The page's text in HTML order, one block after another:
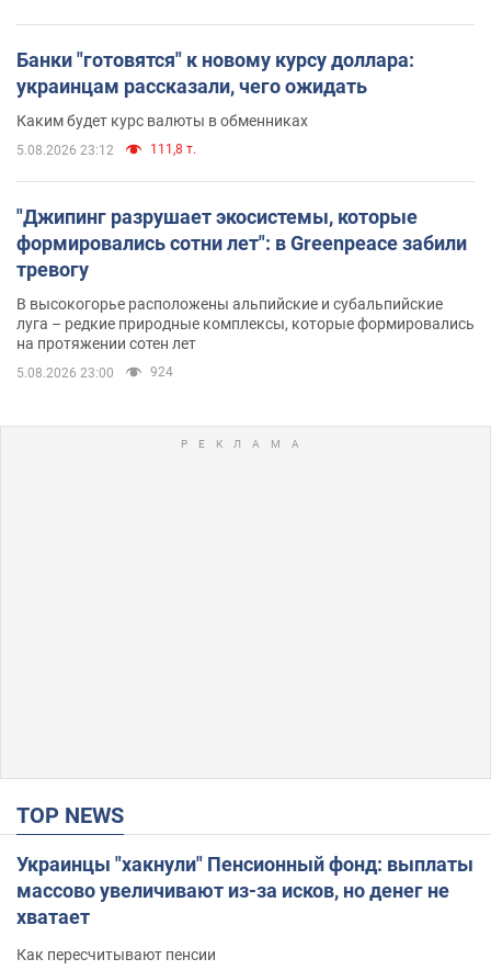
Банки "готовятся" к новому курсу доллара:
украинцам рассказали, чего ожидать
Каким будет курс валюты в обменниках
5.08.2026 23:12 111,8 т.
"Джипинг разрушает экосистемы, которые
формировались сотни лет": в Greenpeace забили
тревогу
В высокогорье расположены альпийские и субальпийские
луга – редкие природные комплексы, которые формировались
на протяжении сотен лет
5.08.2026 23:00 924
TOP NEWS
Украинцы "хакнули" Пенсионный фонд: выплаты
массово увеличивают из-за исков, но денег не
хватает
Как пересчитывают пенсии